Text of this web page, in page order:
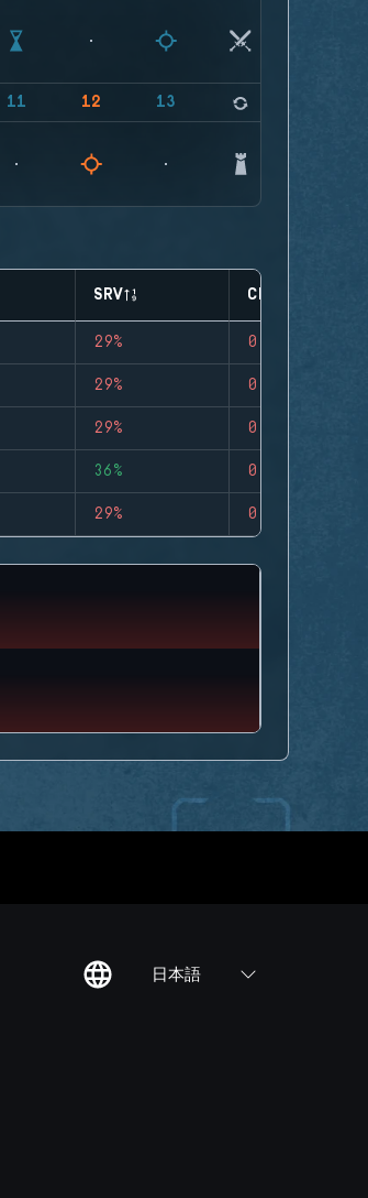
11 12 13
SRV CLUTCHES
29% 0
29% 0
29% 0
36% 0
29% 0
日本語